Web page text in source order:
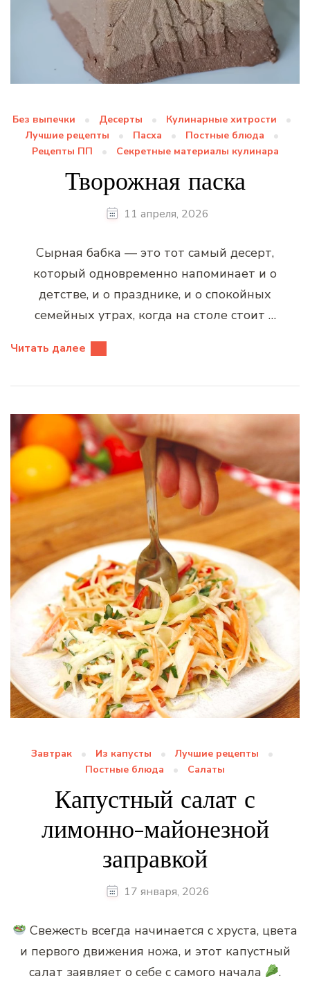
Без выпечки Десерты
Кулинарные хитрости
Лучшие рецепты
Пасха
Постные блюда
Рецепты ПП
Секретные материалы кулинара
Творожная паска
11 апреля, 2026
Сырная бабка — это тот самый десерт,
который одновременно напоминает и о
детстве, и о празднике, и о спокойных
семейных утрах, когда на столе стоит …
Читать далее
Завтрак Из капусты
Лучшие рецепты
Постные блюда
Салаты
Капустный салат с
лимонно-майонезной
заправкой
17 января, 2026
Свежесть всегда начинается с хруста, цвета
и первого движения ножа, и этот капустный
салат заявляет о себе с самого начала
.